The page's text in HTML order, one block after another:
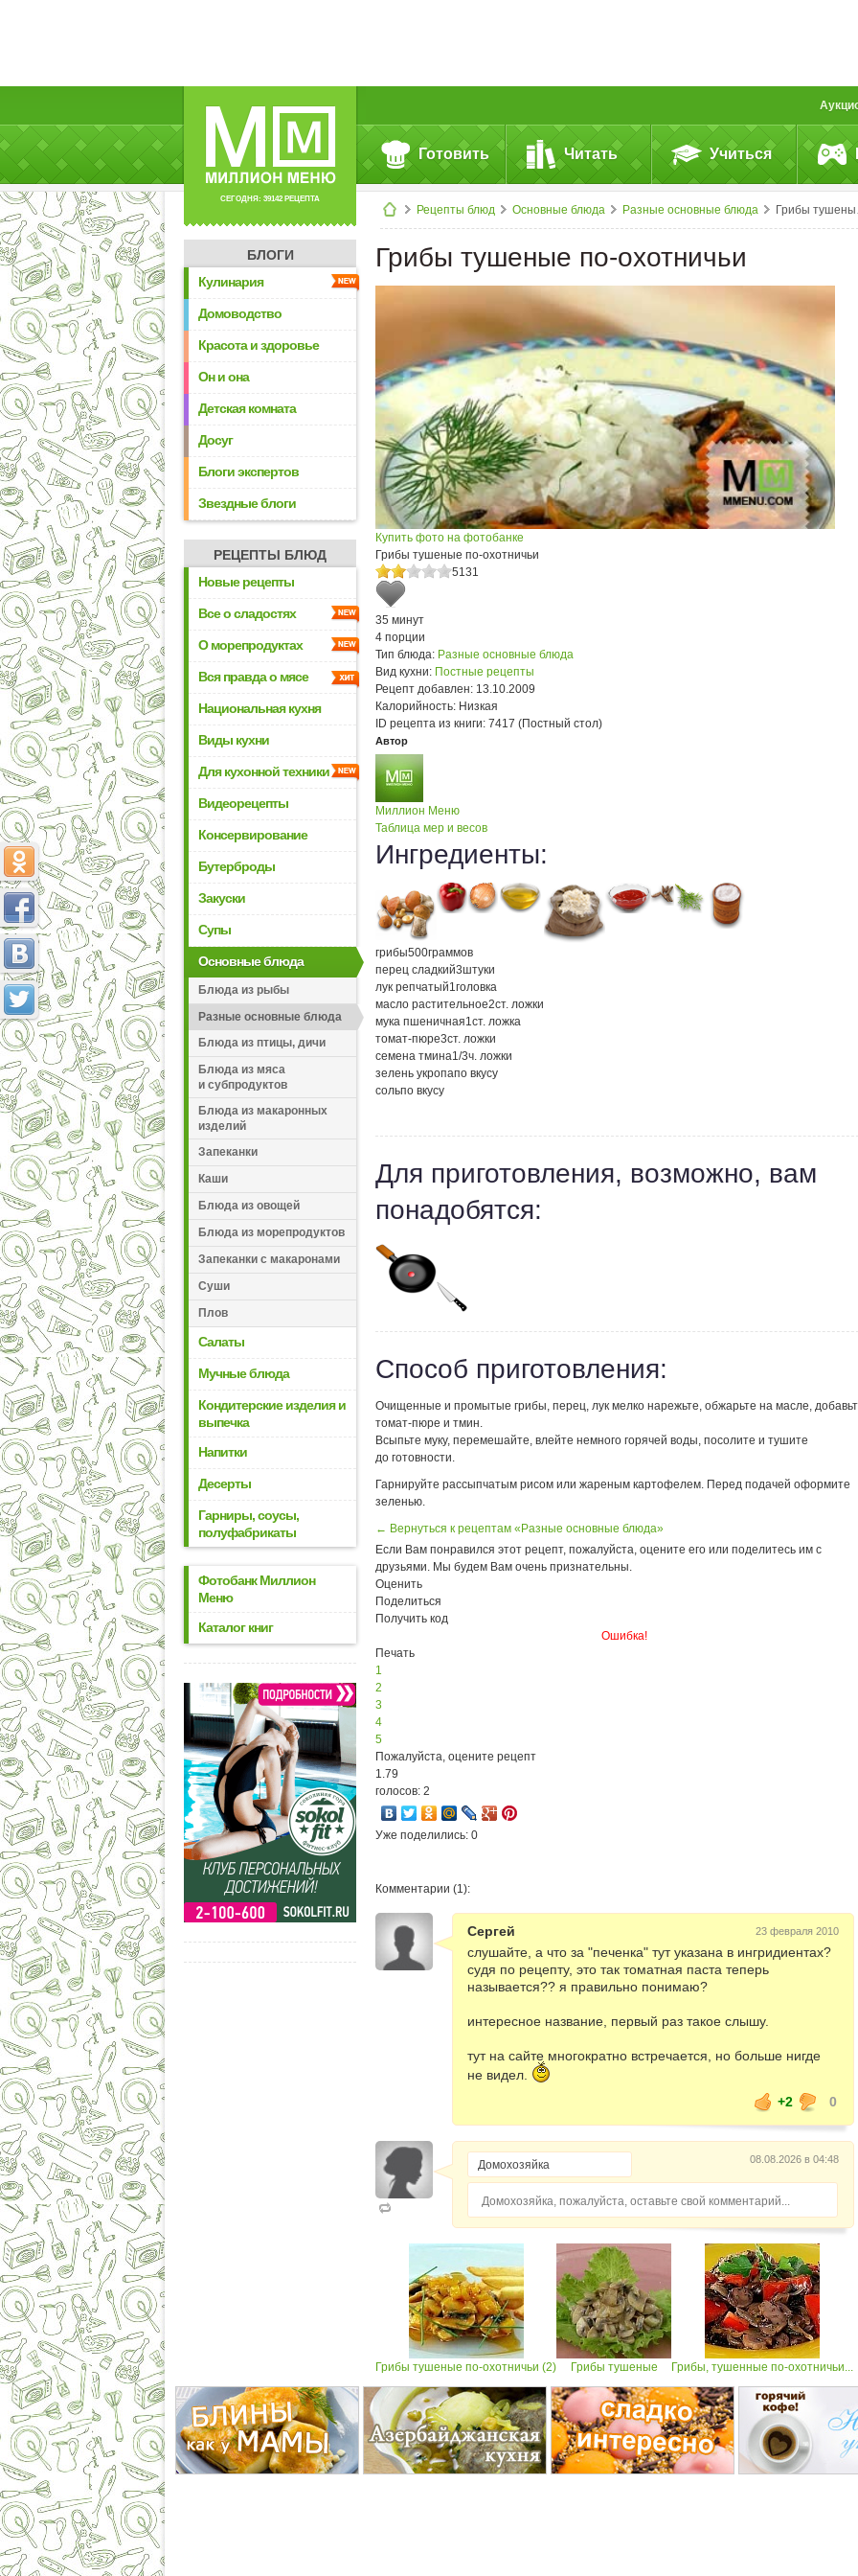
СЕГОДНЯ: 39142 РЕЦЕПТА
Готовить Читать Учиться
Рецепты блюд Основные блюда Разные основные блюда Грибы тушеные по-охотничьи
БЛОГИ
Кулинария
Домоводство
Красота и здоровье
Он и она
Детская комната
Досуг
Блоги экспертов
Звездные блоги
РЕЦЕПТЫ БЛЮД
Новые рецепты
Все о сладостях
О морепродуктах
Вся правда о мясе
Национальная кухня
Виды кухни
Для кухонной техники
Видеорецепты
Консервирование
Бутерброды
Закуски
Супы
Основные блюда
Блюда из рыбы
Разные основные блюда
Блюда из птицы, дичи
Блюда из мяса
и субпродуктов
Блюда из макаронных
изделий
Запеканки
Каши
Блюда из овощей
Блюда из морепродуктов
Запеканки с макаронами
Суши
Плов
Салаты
Мучные блюда
Кондитерские изделия и
выпечка
Напитки
Десерты
Гарниры, соусы,
полуфабрикаты
Фотобанк Миллион
Меню
Каталог книг
Грибы тушеные по-охотничьи
Купить фото на фотобанке
Грибы тушеные по-охотничьи
5131
35 минут
4 порции
Тип блюда: Разные основные блюда
Вид кухни: Постные рецепты
Рецепт добавлен: 13.10.2009
Калорийность: Низкая
ID рецепта из книги: 7417 (Постный стол)
Автор
Миллион Меню
Таблица мер и весов
Ингредиенты:
грибы500граммов
перец сладкий3штуки
лук репчатый1головка
масло растительное2ст. ложки
мука пшеничная1ст. ложка
томат-пюре3ст. ложки
семена тмина1/3ч. ложки
зелень укропапо вкусу
сольпо вкусу
Для приготовления, возможно, вам
понадобятся:
Способ приготовления:
Очищенные и промытые грибы, перец, лук мелко нарежьте, обжарьте на масле,
томат-пюре и тмин.
Всыпьте муку, перемешайте, влейте немного горячей воды, посолите и тушите
до готовности.
Гарнируйте рассыпчатым рисом или жареным картофелем. Перед подачей оформите
зеленью.
← Вернуться к рецептам «Разные основные блюда»
Если Вам понравился этот рецепт, пожалуйста, оцените его или поделитесь им с
друзьями. Мы будем Вам очень признательны.
Оценить
Поделиться
Получить код
Ошибка!
Печать
1
2
3
4
5
Пожалуйста, оцените рецепт
1.79
голосов: 2
Уже поделились: 0
Комментарии (1):
Сергей 23 февраля 2010
слушайте, а что за "печенка" тут указана в ингридиентах?
судя по рецепту, это так томатная паста теперь
называется?? я правильно понимаю?
интересное название, первый раз такое слышу.
тут на сайте многократно встречается, но больше нигде
не видел.
+2
0
08.08.2026 в 04:48
Домохозяйка, пожалуйста, оставьте свой комментарий...
Грибы тушеные по-охотничьи (2) Грибы тушеные Грибы, тушенные по-охотничьи...